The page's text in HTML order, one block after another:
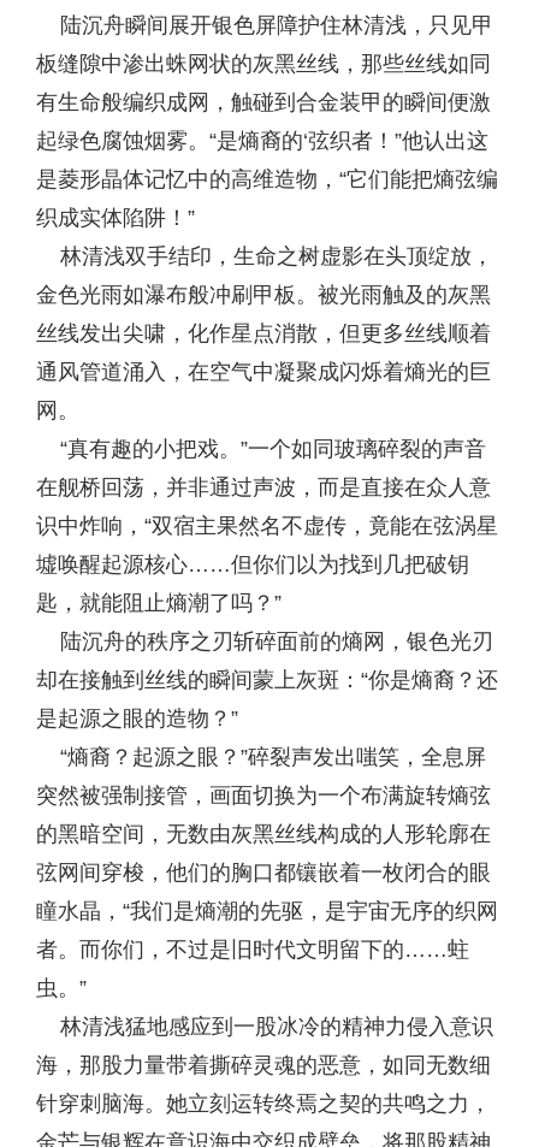
陆沉舟瞬间展开银色屏障护住林清浅，只见甲
板缝隙中渗出蛛网状的灰黑丝线，那些丝线如同
有生命般编织成网，触碰到合金装甲的瞬间便激
起绿色腐蚀烟雾。“是熵裔的‘弦织者！”他认出这
是菱形晶体记忆中的高维造物，“它们能把熵弦编
织成实体陷阱！”
林清浅双手结印，生命之树虚影在头顶绽放，
金色光雨如瀑布般冲刷甲板。被光雨触及的灰黑
丝线发出尖啸，化作星点消散，但更多丝线顺着
通风管道涌入，在空气中凝聚成闪烁着熵光的巨
网。
“真有趣的小把戏。”一个如同玻璃碎裂的声音
在舰桥回荡，并非通过声波，而是直接在众人意
识中炸响，“双宿主果然名不虚传，竟能在弦涡星
墟唤醒起源核心……但你们以为找到几把破钥
匙，就能阻止熵潮了吗？”
陆沉舟的秩序之刃斩碎面前的熵网，银色光刃
却在接触到丝线的瞬间蒙上灰斑：“你是熵裔？还
是起源之眼的造物？”
“熵裔？起源之眼？”碎裂声发出嗤笑，全息屏
突然被强制接管，画面切换为一个布满旋转熵弦
的黑暗空间，无数由灰黑丝线构成的人形轮廓在
弦网间穿梭，他们的胸口都镶嵌着一枚闭合的眼
瞳水晶，“我们是熵潮的先驱，是宇宙无序的织网
者。而你们，不过是旧时代文明留下的……蛀
虫。”
林清浅猛地感应到一股冰冷的精神力侵入意识
海，那股力量带着撕碎灵魂的恶意，如同无数细
针穿刺脑海。她立刻运转终焉之契的共鸣之力，
金芒与银辉在意识海中交织成壁垒，将那股精神